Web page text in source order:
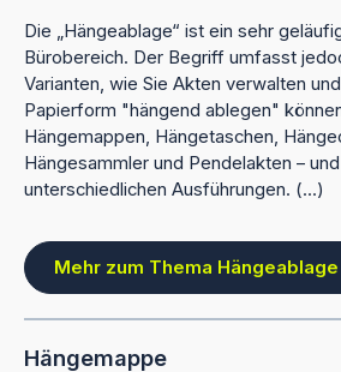
Die „Hängeablage“ ist ein sehr
Bürobereich. Der Begriff umfasst
Varianten, wie Sie Akten verwalten
Papierform "hängend ablegen"
Hängemappen, Hängetaschen,
Hängesammler und Pendelakten –
unterschiedlichen Ausführungen. (...)
Mehr zum Thema Hängeablage
Hängemappe